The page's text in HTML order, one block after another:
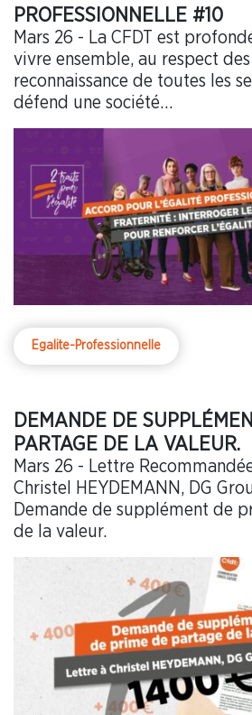
PROFESSIONNELLE #10
Mars 26 - La CFDT est
vivre ensemble, au respect
reconnaissance de toutes les
défend une société…
Egalite-Professionnelle
DEMANDE DE
PARTAGE DE LA VALEUR.
Mars 26 - Lettre
Christel HEYDEMANN, DG
Demande de supplément de
de la valeur.